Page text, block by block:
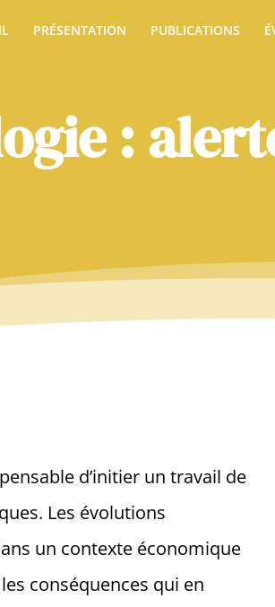
PRÉSENTATION PUBLICATIONS
:
d’initier un travail de
Les évolutions
un contexte économique
conséquences qui en